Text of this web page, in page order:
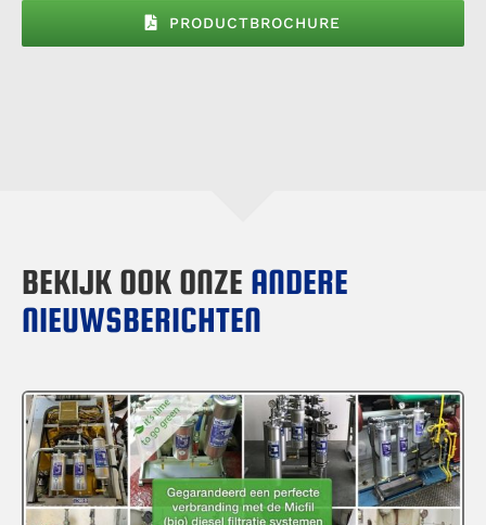
PRODUCTBROCHURE
BEKIJK OOK ONZE ANDERE
NIEUWSBERICHTEN